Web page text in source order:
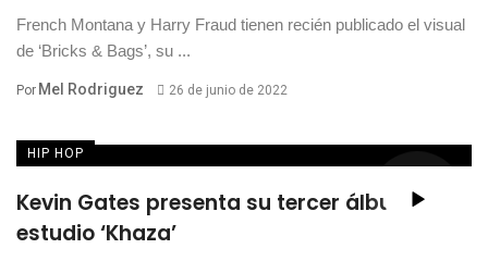
French Montana y Harry Fraud tienen recién publicado el visual
de ‘Bricks & Bags’, su ...
Por Mel Rodriguez 26 de junio de 2022
HIP HOP
Kevin Gates presenta su tercer álbum de
estudio ‘Khaza’